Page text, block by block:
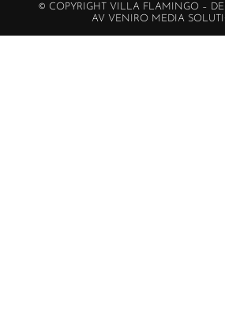
© COPYRIGHT VILLA FLAMINGO –
AV VENIRO MEDIA